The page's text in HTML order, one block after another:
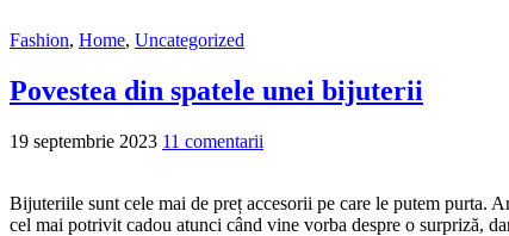
Fashion, Home, Uncategorized
Povestea din spatele unei bijuterii
19 septembrie 2023 11 comentarii
Bijuteriile sunt cele mai de preț accesorii pe care le putem purta.
cel mai potrivit cadou atunci când vine vorba despre o surpriză,